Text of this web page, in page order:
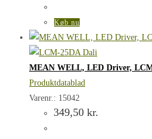
Køb nu
MEAN WELL, LED Driver,
Produktdatablad
Varenr.: 15042
349,50 kr.